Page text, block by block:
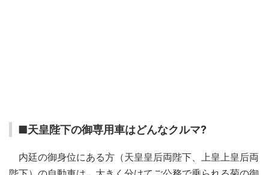
■天皇陛下の御専用車はどんなクルマ?
内廷の御身位にある方（天皇皇后両陛下、上皇上皇后両